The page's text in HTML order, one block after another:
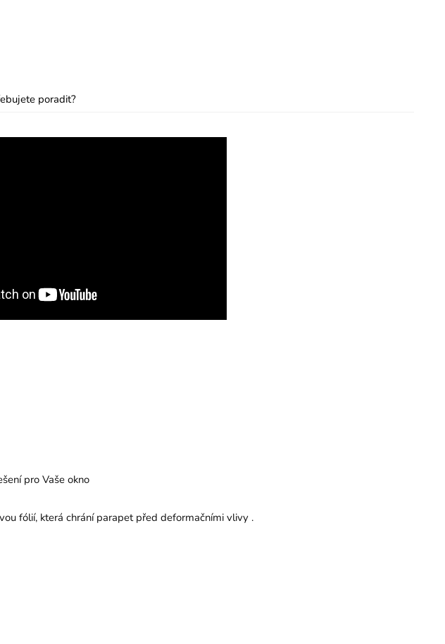
poradit?
pro Vaše okno
fólií, která chrání parapet před deformačními vlivy .